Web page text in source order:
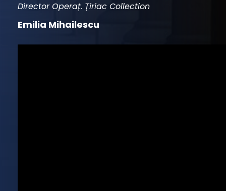
Director Operaț. Țiriac Collection
Emilia Mihailescu